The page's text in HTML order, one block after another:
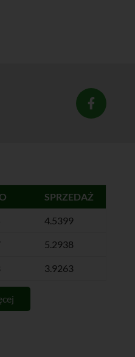
SPRZEDAŻ
4.5399
5.2938
3.9263